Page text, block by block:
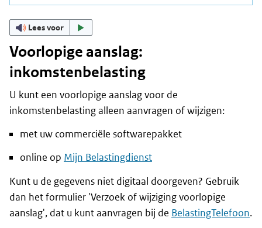
Lees voor
Voorlopige aanslag:
inkomstenbelasting
U kunt een voorlopige aanslag voor de
inkomstenbelasting alleen aanvragen of wijzigen:
met uw commerciële softwarepakket
online op Mijn Belastingdienst
Kunt u de gegevens niet digitaal doorgeven? Gebruik
dan het formulier 'Verzoek of wijziging voorlopige
aanslag', dat u kunt aanvragen bij de BelastingTelefoon.